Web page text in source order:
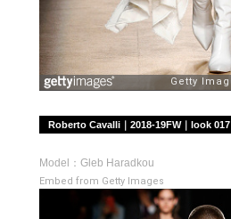
Roberto Cavalli｜2018-19FW｜look 017
Model：Gleb Haradkou
Embed from Getty Images